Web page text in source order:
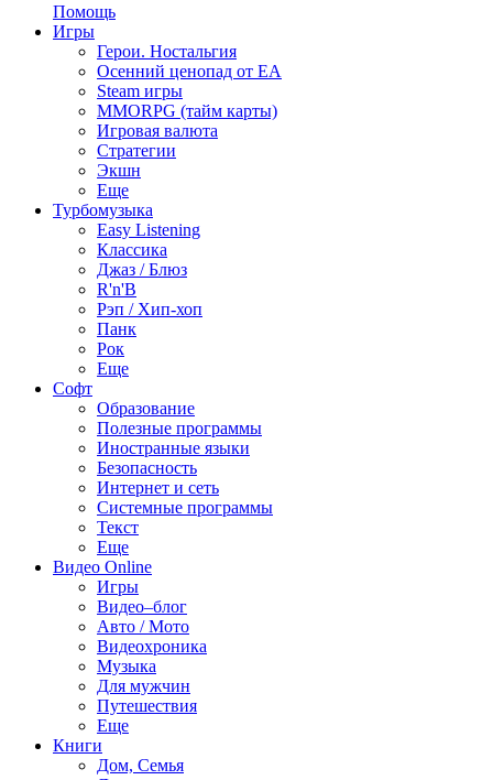
Помощь
Игры
Герои. Ностальгия
Осенний ценопад от EA
Steam игры
MMORPG (тайм карты)
Игровая валюта
Стратегии
Экшн
Еще
Турбомузыка
Easy Listening
Классика
Джаз / Блюз
R'n'B
Рэп / Хип-хоп
Панк
Рок
Еще
Софт
Образование
Полезные программы
Иностранные языки
Безопасность
Интернет и сеть
Системные программы
Текст
Еще
Видео Online
Игры
Видео–блог
Авто / Мото
Видеохроника
Музыка
Для мужчин
Путешествия
Еще
Книги
Дом, Семья